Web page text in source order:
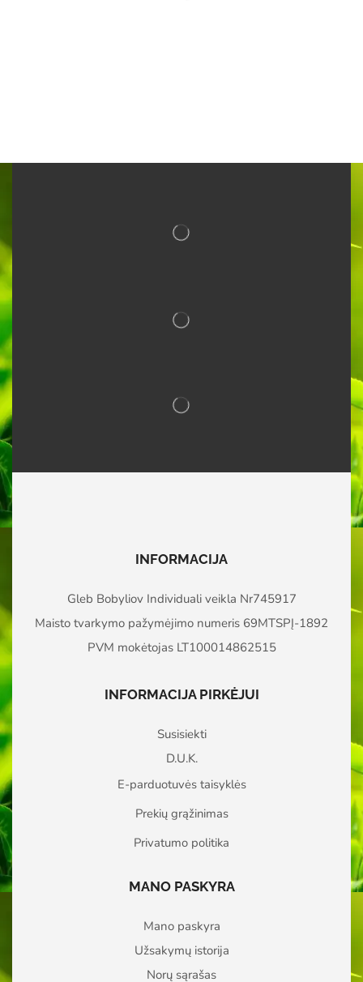
INFORMACIJA
Gleb Bobyliov Individuali veikla Nr745917
Maisto tvarkymo pažymėjimo numeris 69MTSPĮ-1892
PVM mokėtojas LT100014862515
INFORMACIJA PIRKĖJUI
Susisiekti
D.U.K.
E-parduotuvės taisyklės
Prekių grąžinimas
Privatumo politika
MANO PASKYRA
Mano paskyra
Užsakymų istorija
Norų sąrašas